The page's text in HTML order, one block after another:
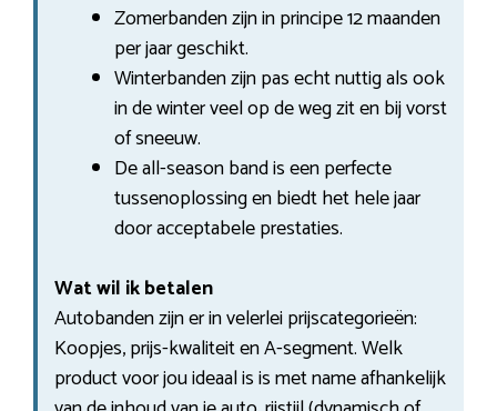
Zomerbanden zijn in principe 12 maanden
per jaar geschikt.
Winterbanden zijn pas echt nuttig als ook
in de winter veel op de weg zit en bij vorst
of sneeuw.
De all-season band is een perfecte
tussenoplossing en biedt het hele jaar
door acceptabele prestaties.
Wat wil ik betalen
Autobanden zijn er in velerlei prijscategorieën:
Koopjes, prijs-kwaliteit en A-segment. Welk
product voor jou ideaal is is met name afhankelijk